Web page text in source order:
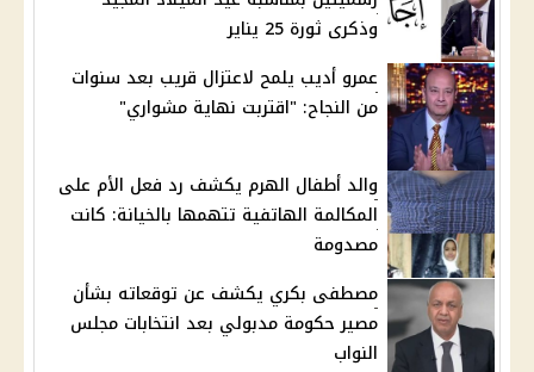
وذكرى ثورة 25 يناير
عمرو أديب يلمح لاعتزال قريب بعد سنوات
من النجاح: "اقتربت نهاية مشواري"
والد أطفال الهرم يكشف رد فعل الأم على
المكالمة الهاتفية تتهمها بالخيانة: كانت
مصدومة
مصطفى بكري يكشف عن توقعاته بشأن
مصير حكومة مدبولي بعد انتخابات مجلس
النواب